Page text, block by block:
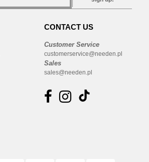
CONTACT US
Customer Service
customerservice@needen.pl
Sales
sales@needen.pl